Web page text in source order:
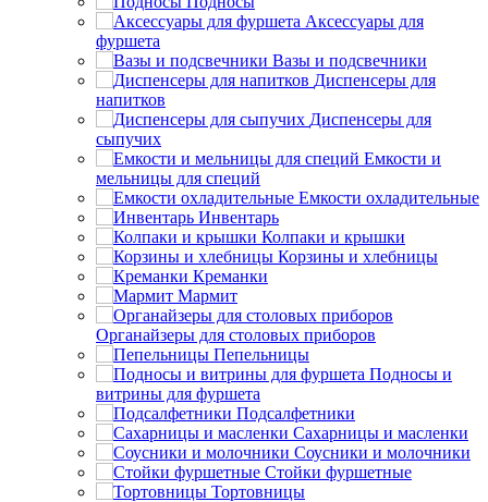
Аксессуары для
фуршета
Вазы и подсвечники
Диспенсеры для
напитков
Диспенсеры для
сыпучих
Емкости и
мельницы для специй
Емкости охладительные
Инвентарь
Колпаки и крышки
Корзины и хлебницы
Креманки
Мармит
Органайзеры для столовых приборов
Пепельницы
Подносы и
витрины для фуршета
Подсалфетники
Сахарницы и масленки
Соусники и молочники
Стойки фуршетные
Тортовницы